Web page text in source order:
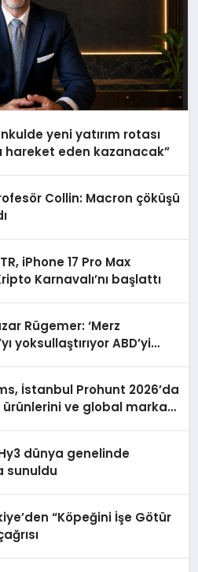
yeni yatırım rotası
hareket eden kazanacak”
Collin: Macron çöküşü
iPhone 17 Pro Max
Karnavalı’nı başlattı
Rügemer: ‘Merz
yoksullaştırıyor ABD’yi
İstanbul Prohunt 2026’da
ürünlerini ve global marka
dünya genelinde
sunuldu
“Köpeğini İşe Götür